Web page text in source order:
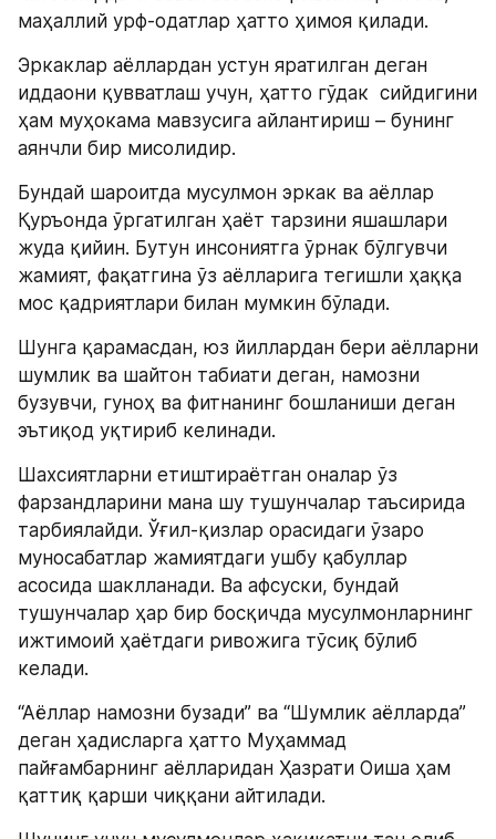
маҳаллий урф-одатлар ҳатто ҳимоя қилади.
Эркаклар аёллардан устун яратилган деган
иддаони қувватлаш учун, ҳатто гўдак  сийдигини
ҳам муҳокама мавзусига айлантириш – бунинг
аянчли бир мисолидир.
Бундай шароитда мусулмон эркак ва аёллар
Қуръонда ўргатилган ҳаёт тарзини яшашлари
жуда қийин. Бутун инсониятга ўрнак бўлгувчи
жамият, фақатгина ўз аёлларига тегишли ҳаққа
мос қадриятлари билан мумкин бўлади.
Шунга қарамасдан, юз йиллардан бери аёлларни
шумлик ва шайтон табиати деган, намозни
бузувчи, гуноҳ ва фитнанинг бошланиши деган
эътиқод уқтириб келинади.
Шахсиятларни етиштираётган оналар ўз
фарзандларини мана шу тушунчалар таъсирида
тарбиялайди. Ўғил-қизлар орасидаги ўзаро
муносабатлар жамиятдаги ушбу қабуллар
асосида шаклланади. Ва афсуски, бундай
тушунчалар ҳар бир босқичда мусулмонларнинг
ижтимоий ҳаётдаги ривожига тўсиқ бўлиб
келади.
“Аёллар намозни бузади” ва “Шумлик аёлларда”
деган ҳадисларга ҳатто Муҳаммад
пайғамбарнинг аёлларидан Ҳазрати Оиша ҳам
қаттиқ қарши чиққани айтилади.